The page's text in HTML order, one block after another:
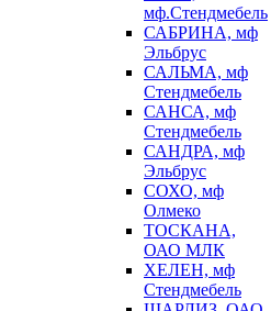
мф.Стендмебель
САБРИНА, мф
Эльбрус
САЛЬМА, мф
Стендмебель
САНСА, мф
Стендмебель
САНДРА, мф
Эльбрус
СОХО, мф
Олмеко
ТОСКАНА,
ОАО МЛК
ХЕЛЕН, мф
Стендмебель